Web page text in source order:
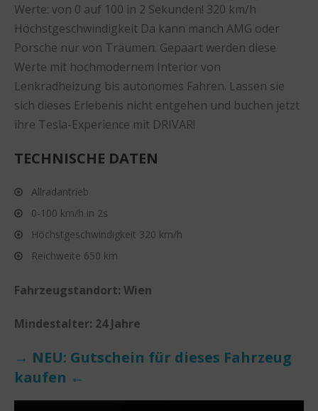
Werte: von 0 auf 100 in 2 Sekunden! 320 km/h
Höchstgeschwindigkeit Da kann manch AMG oder
Porsche nur von Träumen. Gepaart werden diese
Werte mit hochmodernem Interior von
Lenkradheizung bis autonomes Fahren. Lassen sie
sich dieses Erlebenis nicht entgehen und buchen jetzt
ihre Tesla-Experience mit DRIVAR!
TECHNISCHE DATEN
Allradantrieb
0-100 km/h in 2s
Höchstgeschwindigkeit 320 km/h
Reichweite 650 km
Fahrzeugstandort: Wien
Mindestalter: 24 Jahre
→ NEU: Gutschein für dieses Fahrzeug
kaufen ←